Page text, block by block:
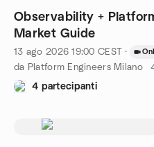
Observability +
Market Guide
13 ago 2026 19:00 CEST ·
da Platform Engineers Milano
4 partecipanti